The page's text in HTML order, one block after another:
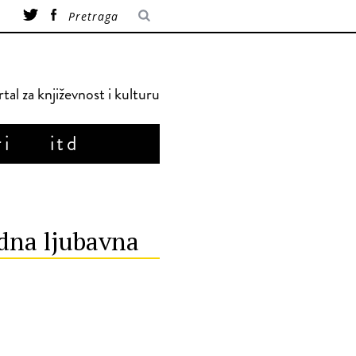
za književnost i kulturu
itd
ljubavna